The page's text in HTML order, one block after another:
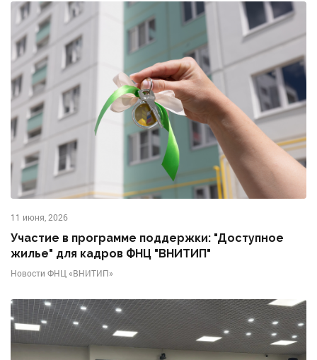
11 июня, 2026
Участие в программе поддержки: "Доступное
жилье" для кадров ФНЦ "ВНИТИП"
Новости ФНЦ «ВНИТИП»